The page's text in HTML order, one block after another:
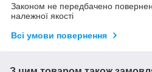
Законом не передбачено
належної якості
Всі умови повернення